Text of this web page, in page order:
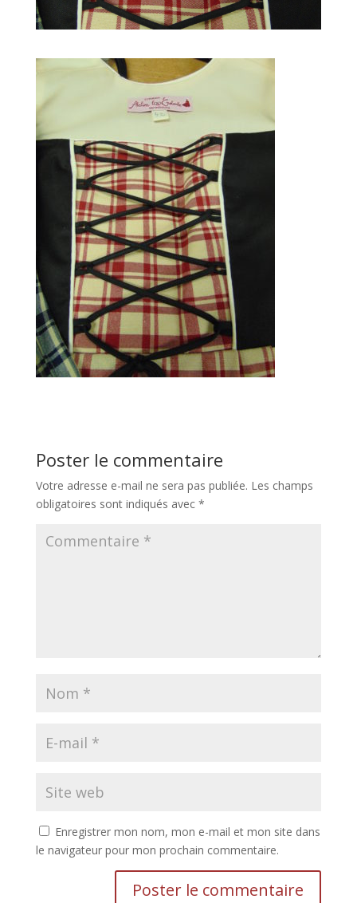
Poster le commentaire
Votre adresse e-mail ne sera pas publiée. Les champs
obligatoires sont indiqués avec *
Enregistrer mon nom, mon e-mail et mon site dans
le navigateur pour mon prochain commentaire.